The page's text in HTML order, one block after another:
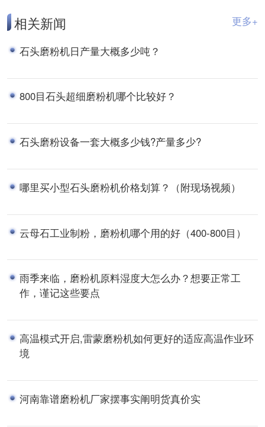
相关新闻 更多+
石头磨粉机日产量大概多少吨？
800目石头超细磨粉机哪个比较好？
石头磨粉设备一套大概多少钱?产量多少?
哪里买小型石头磨粉机价格划算？（附现场视频）
云母石工业制粉，磨粉机哪个用的好（400-800目）
雨季来临，磨粉机原料湿度大怎么办？想要正常工
作，谨记这些要点
高温模式开启,雷蒙磨粉机如何更好的适应高温作业环
境
河南靠谱磨粉机厂家摆事实阐明货真价实